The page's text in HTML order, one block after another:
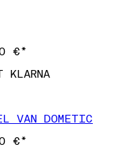
€*
KLARNA
VAN DOMETIC
€*